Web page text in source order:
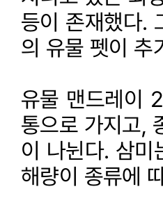
등이 존재했다.
의 유물 펫이 추
유물 맨드레이
통으로 가지고,
이 나뉜다. 삼미
해량이 종류에